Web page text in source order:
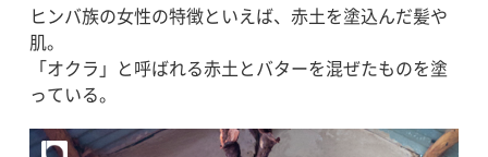
ヒンバ族の女性の特徴といえば、赤土を塗込んだ髪や
肌。
「オクラ」と呼ばれる赤土とバターを混ぜたものを塗
っている。